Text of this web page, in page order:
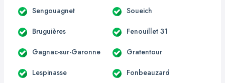
Sengouagnet Soueich
Bruguières Fenouillet 31
Gagnac-sur-Garonne Gratentour
Lespinasse Fonbeauzard